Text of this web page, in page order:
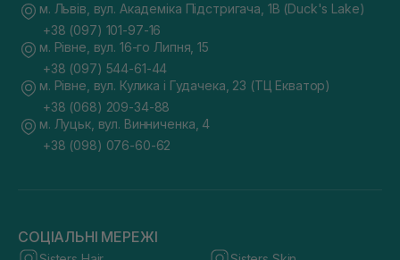
м. Львів, вул. Академіка Підстригача, 1В (Duck's Lake)
+38 (097) 101-97-16
м. Рівне, вул. 16-го Липня, 15
+38 (097) 544-61-44
м. Рівне, вул. Кулика і Гудачека, 23 (ТЦ Екватор)
+38 (068) 209-34-88
м. Луцьк, вул. Винниченка, 4
+38 (098) 076-60-62
СОЦІАЛЬНІ МЕРЕЖІ